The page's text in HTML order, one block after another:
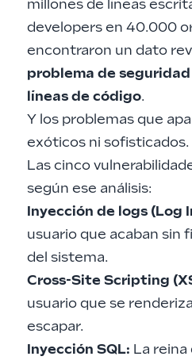
millones de líneas
developers en 40.000
encontraron un dato
problema de
líneas de código.
Y los problemas que
exóticos ni sofisticados.
Las cinco
según ese análisis:
Inyección de logs (Log
usuario que acaban sin
del sistema.
Cross-Site Scripting
usuario que se
escapar.
Inyección SQL: La reina